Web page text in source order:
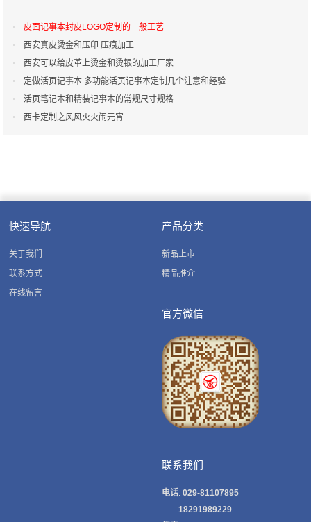
皮面记事本封皮LOGO定制的一般工艺
西安真皮烫金和压印 压痕加工
西安可以给皮革上烫金和烫银的加工厂家
定做活页记事本 多功能活页记事本定制几个注意和经验
活页笔记本和精装记事本的常规尺寸规格
西卡定制之风风火火闹元宵
快速导航
关于我们
联系方式
在线留言
产品分类
新品上市
精品推介
官方微信
联系我们
电话: 029-81107895
18291989229